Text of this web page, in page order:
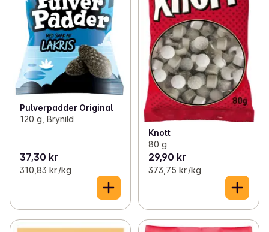
Pulverpadder Original
120 g, Brynild
37,30 kr
310,83 kr /kg
Knott
80 g
29,90 kr
373,75 kr /kg